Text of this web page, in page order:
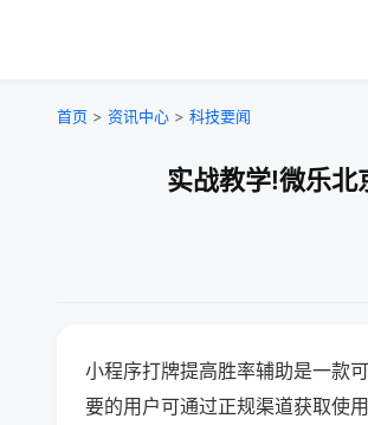
首页 > 资讯中心 > 科技要闻
实战教学!微乐北
小程序打牌提高胜率辅助是一款
要的用户可通过正规渠道获取使用